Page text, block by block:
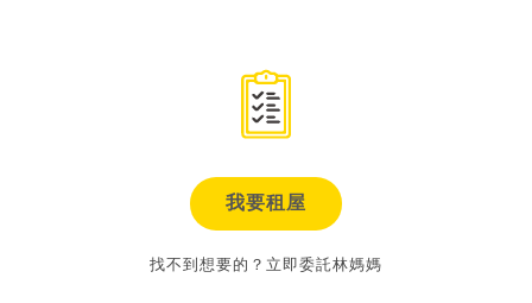
我要租屋
找不到想要的？立即委託林媽媽